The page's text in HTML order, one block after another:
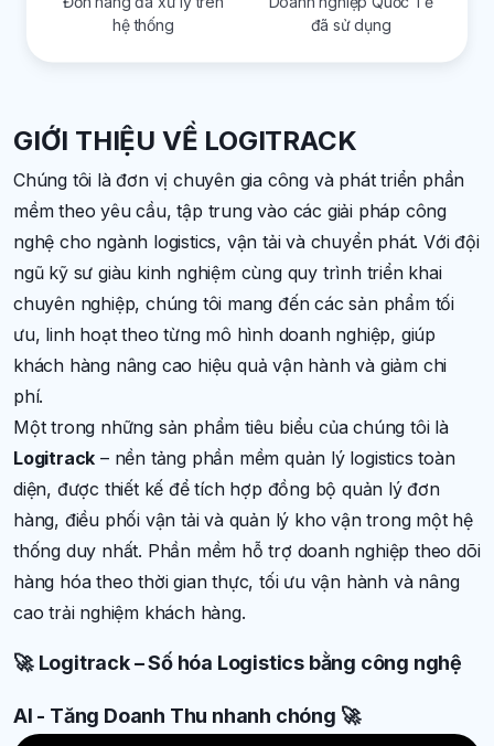
hệ thống
đã sử dụng
GIỚI THIỆU VỀ LOGITRACK
Chúng tôi là đơn vị chuyên gia công và phát triển phần
mềm theo yêu cầu, tập trung vào các giải pháp công
nghệ cho ngành logistics, vận tải và chuyển phát. Với đội
ngũ kỹ sư giàu kinh nghiệm cùng quy trình triển khai
chuyên nghiệp, chúng tôi mang đến các sản phẩm tối
ưu, linh hoạt theo từng mô hình doanh nghiệp, giúp
khách hàng nâng cao hiệu quả vận hành và giảm chi
phí.
Một trong những sản phẩm tiêu biểu của chúng tôi là
Logitrack – nền tảng phần mềm quản lý logistics toàn
diện, được thiết kế để tích hợp đồng bộ quản lý đơn
hàng, điều phối vận tải và quản lý kho vận trong một hệ
thống duy nhất. Phần mềm hỗ trợ doanh nghiệp theo dõi
hàng hóa theo thời gian thực, tối ưu vận hành và nâng
cao trải nghiệm khách hàng.
🚀 Logitrack – Số hóa Logistics bằng công nghệ
AI - Tăng Doanh Thu nhanh chóng 🚀